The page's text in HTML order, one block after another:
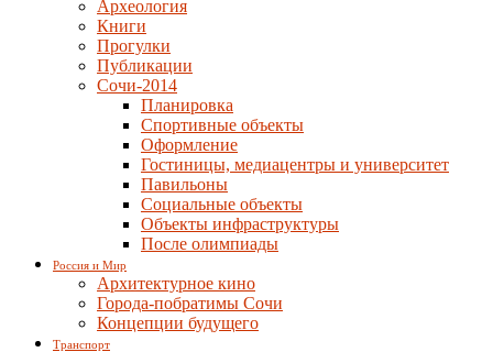
Археология
Книги
Прогулки
Публикации
Сочи-2014
Планировка
Спортивные объекты
Оформление
Гостиницы, медиацентры и университет
Павильоны
Социальные объекты
Объекты инфраструктуры
После олимпиады
Россия и Мир
Архитектурное кино
Города-побратимы Сочи
Концепции будущего
Транспорт